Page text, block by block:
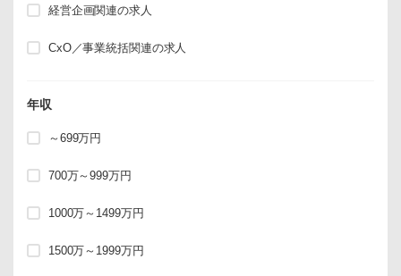
経営企画関連の求人
CxO／事業統括関連の求人
年収
～699万円
700万～999万円
1000万～1499万円
1500万～1999万円